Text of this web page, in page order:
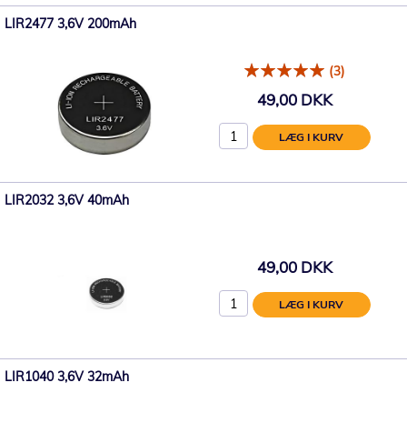
LIR2477 3,6V 200mAh
(3)
49,00 DKK
LÆG I KURV
LIR2032 3,6V 40mAh
49,00 DKK
LÆG I KURV
LIR1040 3,6V 32mAh